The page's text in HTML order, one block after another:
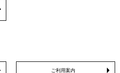
ご利用案内